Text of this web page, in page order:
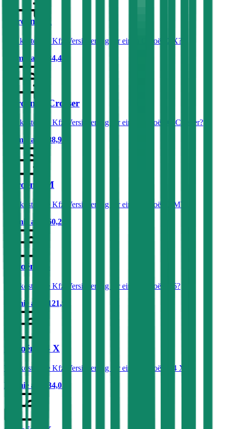
Citroën ZX
Was kostet die Kfz-Versicherung für einen Citroën ZX?
Prämie ab
€ 34,48
Citroën C-Crosser
Was kostet die Kfz-Versicherung für einen Citroën C-Crosser?
Prämie ab
€ 88,92
Citroën XM
Was kostet die Kfz-Versicherung für einen Citroën XM?
Prämie ab
€ 60,26
Citroën C6
Was kostet die Kfz-Versicherung für einen Citroën C6?
Prämie ab
€ 121,92
Citroën C4 X
Was kostet die Kfz-Versicherung für einen Citroën C4 X?
Prämie ab
€ 34,05